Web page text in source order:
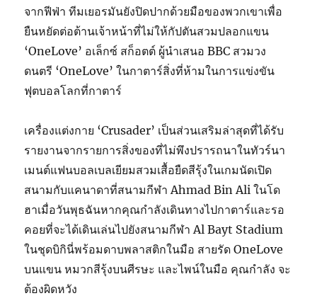
จากฟีฟ่า ทีมเยอรมันยังปิดปากด้วยมือของพวกเขาเพื่อ
ยืนหยัดต่อต้านเจ้าหน้าที่ไม่ให้กัปตันสวมปลอกแขน
‘OneLove’ อเล็กซ์ สก็อตต์ ผู้นำเสนอ BBC สวมวง
ดนตรี ‘OneLove’ ในกาตาร์สิ่งที่ห้ามในการแข่งขัน
ฟุตบอลโลกที่กาตาร์
เครื่องแต่งกาย ‘Crusader’ เป็นส่วนเสริมล่าสุดที่ได้รับ
รายงานจากรายการสิ่งของที่ไม่พึงปรารถนาในทัวร์นา
เมนต์แฟนบอลเบลเยียมสวมเสื้อยืดสีรุ้งในเกมนัดเปิด
สนามกับแคนาดาที่สนามกีฬา Ahmad Bin Ali ในโด
ฮาเมื่อวันพุธฉันหากคุณกำลังเดินทางไปกาตาร์และรอ
คอยที่จะได้เดินเล่นไปยังสนามกีฬา Al Bayt Stadium
ในชุดบิกินี่พร้อมดาบพลาสติกในมือ สายรัด OneLove
บนแขน หมวกสีรุ้งบนศีรษะ และไพน์ในมือ คุณกำลัง จะ
ต้องผิดหวัง